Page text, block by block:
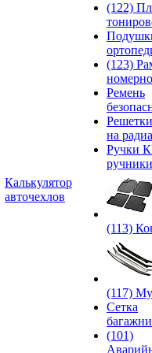
Калькулятор
авточехлов
(122)
(123)
Ремень
на
Ручки
ручники
(113)
(117)
Сетка
(101)